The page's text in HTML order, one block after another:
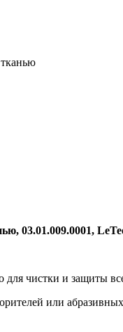
03.01.009.0001,
для чистки и защиты
или